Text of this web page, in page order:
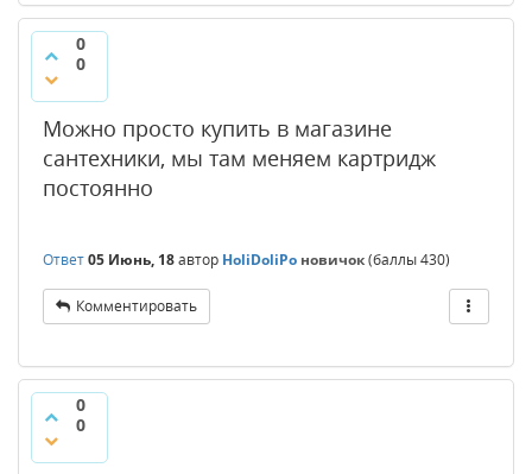
0
0
Можно просто купить в магазине
сантехники, мы там меняем картридж
постоянно
Ответ05 Июнь, 18автор HoliDoliPo новичок(баллы430)
Комментировать
0
0